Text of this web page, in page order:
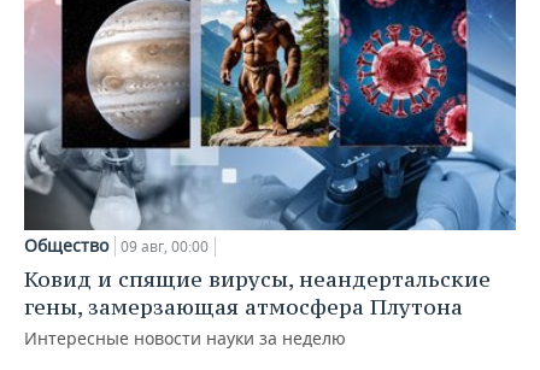
Общество 09 авг, 00:00
Ковид и спящие вирусы, неандертальские
гены, замерзающая атмосфера Плутона
Интересные новости науки за неделю